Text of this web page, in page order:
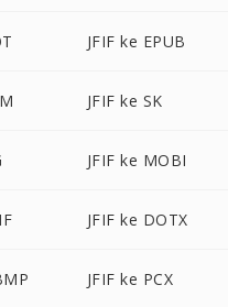
JFIF ke EPUB
JFIF ke SK
JFIF ke MOBI
JFIF ke DOTX
JFIF ke PCX